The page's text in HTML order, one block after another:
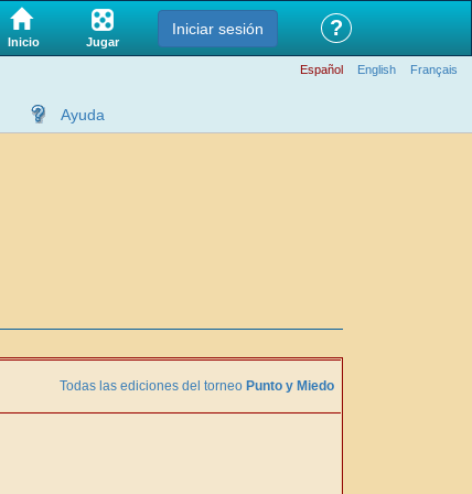
Inicio Jugar
Iniciar sesión ?
Español English Français
Ayuda
Todas las ediciones del torneo Punto y Miedo